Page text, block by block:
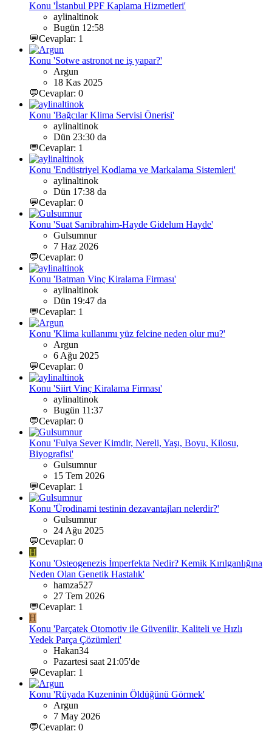
Konu 'İstanbul PPF Kaplama Hizmetleri'
aylinaltinok
Bugün 12:58
💬Cevaplar: 1
Konu 'Sotwe astronot ne iş yapar?'
Argun
18 Kas 2025
💬Cevaplar: 0
Konu 'Bağcılar Klima Servisi Önerisi'
aylinaltinok
Dün 23:30 da
💬Cevaplar: 1
Konu 'Endüstriyel Kodlama ve Markalama Sistemleri'
aylinaltinok
Dün 17:38 da
💬Cevaplar: 0
Konu 'Suat Sarıibrahim-Hayde Gidelum Hayde'
Gulsumnur
7 Haz 2026
💬Cevaplar: 0
Konu 'Batman Vinç Kiralama Firması'
aylinaltinok
Dün 19:47 da
💬Cevaplar: 1
Konu 'Klima kullanımı yüz felcine neden olur mu?'
Argun
6 Ağu 2025
💬Cevaplar: 0
Konu 'Siirt Vinç Kiralama Firması'
aylinaltinok
Bugün 11:37
💬Cevaplar: 0
Konu 'Fulya Sever Kimdir, Nereli, Yaşı, Boyu, Kilosu,
Biyografisi'
Gulsumnur
15 Tem 2026
💬Cevaplar: 1
Konu 'Ürodinami testinin dezavantajları nelerdir?'
Gulsumnur
24 Ağu 2025
💬Cevaplar: 0
H
Konu 'Osteogenezis İmperfekta Nedir? Kemik Kırılganlığına
Neden Olan Genetik Hastalık'
hamza527
27 Tem 2026
💬Cevaplar: 1
H
Konu 'Parçatek Otomotiv ile Güvenilir, Kaliteli ve Hızlı
Yedek Parça Çözümleri'
Hakan34
Pazartesi saat 21:05'de
💬Cevaplar: 1
Konu 'Rüyada Kuzeninin Öldüğünü Görmek'
Argun
7 May 2026
💬Cevaplar: 0